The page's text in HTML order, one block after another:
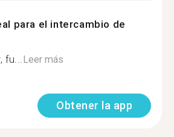
para el intercambio de
fu...Leer más
Obtener la app